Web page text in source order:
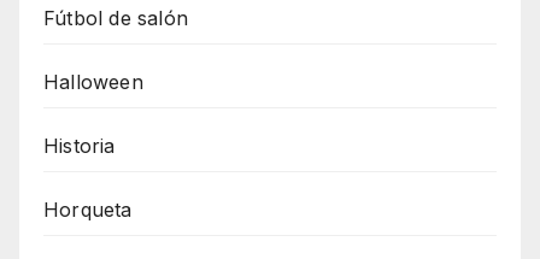
Fútbol de salón
Halloween
Historia
Horqueta